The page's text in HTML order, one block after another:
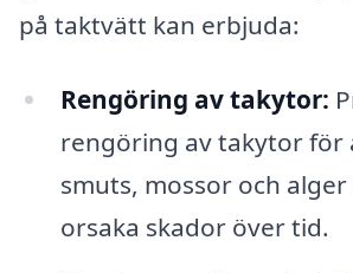
på taktvätt kan erbjuda:
Rengöring av takytor:
rengöring av takytor för
smuts, mossor och alger
orsaka skador över tid.